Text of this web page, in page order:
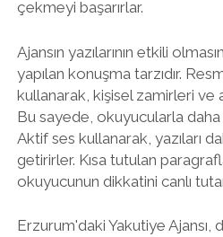
çekmeyi başarırlar.
Ajansın yazılarının etkili
yapılan konuşma tarzıdır.
kullanarak, kişisel zamirleri ve
Bu sayede, okuyucularla
Aktif ses kullanarak, yazıları
getirirler. Kısa tutulan
okuyucunun dikkatini canlı
Erzurum'daki Yakutiye Ajansı,